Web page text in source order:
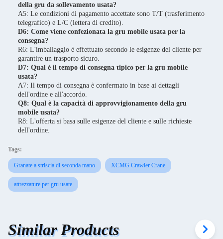
della gru da sollevamento usata?
A5: Le condizioni di pagamento accettate sono T/T (trasferimento
telegrafico) e L/C (lettera di credito).
D6: Come viene confezionata la gru mobile usata per la
consegna?
R6: L'imballaggio è effettuato secondo le esigenze del cliente per
garantire un trasporto sicuro.
D7: Qual è il tempo di consegna tipico per la gru mobile
usata?
A7: Il tempo di consegna è confermato in base ai dettagli
dell'ordine e all'accordo.
Q8: Qual è la capacità di approvvigionamento della gru
mobile usata?
R8: L'offerta si basa sulle esigenze del cliente e sulle richieste
dell'ordine.
Tags:
Granate a striscia di seconda mano XCMG Crawler Crane
attrezzature per gru usate
Similar Products